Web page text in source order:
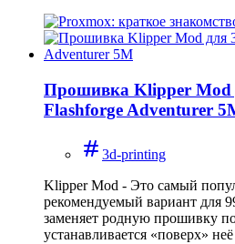
Прошивка Klipper Mod
Flashforge Adventurer
3d-printing
Klipper Mod - Это самый
рекомендуемый вариант для
заменяет родную прошивку
устанавливается «поверх»